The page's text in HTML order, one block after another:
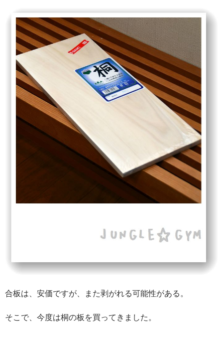
合板は、安価ですが、また剥がれる可能性がある。
そこで、今度は桐の板を買ってきました。